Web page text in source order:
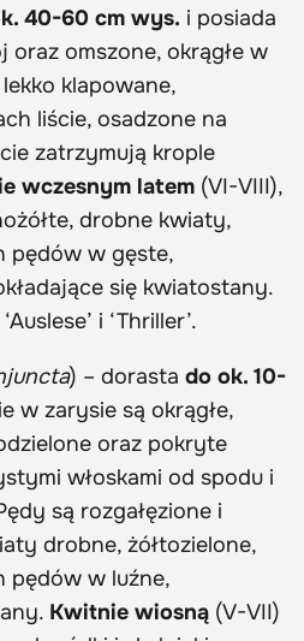
40-60 cm wys. i posiada
omszone, okrągłe w
klapowane,
liście, osadzone na
zatrzymują krople
wczesnym latem (VI-VIII),
drobne kwiaty,
pędów w gęste,
się kwiatostany.
i ‘Thriller’.
) – dorasta do ok. 10-
w zarysie są okrągłe,
oraz pokryte
włoskami od spodu i
są rozgałęzione i
drobne, żółtozielone,
pędów w luźne,
Kwitnie wiosną (V-VII)